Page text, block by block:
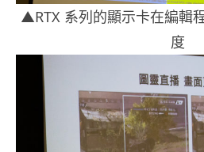
▲RTX 系列的顯示卡在編輯
度